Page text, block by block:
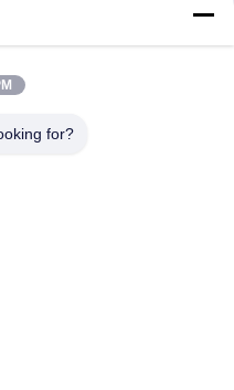
Skalierung verfügbar ist.
for?